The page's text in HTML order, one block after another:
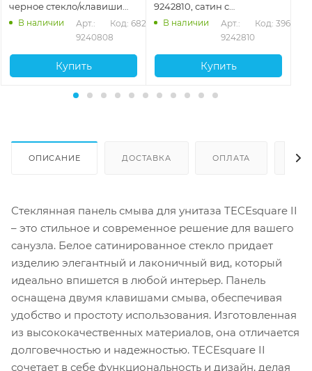
черное стекло/клавиши
позолоченные
В наличии
Арт.:
9240808
Код: 68242
Купить
9242810, сатин с
покрытием против
отпечатков пальцев
В наличии
Арт.:
9242810
Код: 39639
Купить
ОПИСАНИЕ ДОСТАВКА ОПЛАТА
Стеклянная панель смыва для унитаза TECEsquare II
– это стильное и современное решение для вашего
санузла. Белое сатинированное стекло придает
изделию элегантный и лаконичный вид, который
идеально впишется в любой интерьер. Панель
оснащена двумя клавишами смыва, обеспечивая
удобство и простоту использования. Изготовленная
из высококачественных материалов, она отличается
долговечностью и надежностью. TECEsquare II
сочетает в себе функциональность и дизайн, делая